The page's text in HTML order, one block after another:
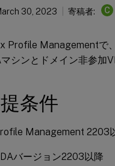
30, 2023 寄稿者: C
Profile Managementで
シンとドメイン非参加
条件
Management 2203
バージョン2203以降